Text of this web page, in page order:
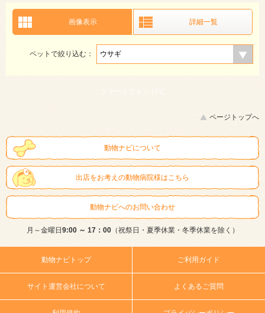
画像表示 詳細一覧
ペットで絞り込む：
スマートフォン | PC
ページトップへ
動物ナビについて
出店をお考えの動物病院様はこちら
動物ナビへのお問い合わせ
月～金曜日9:00 ～ 17：00（祝祭日・夏季休業・冬季休業を除く）
動物ナビトップ ご利用ガイド
サイト運営会社について よくあるご質問